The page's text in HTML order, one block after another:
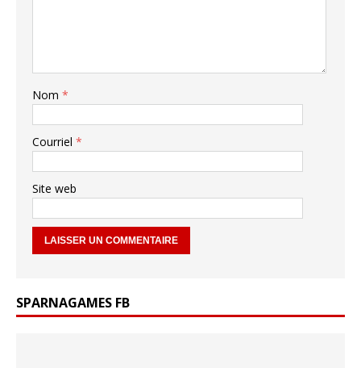
Nom *
Courriel *
Site web
SPARNAGAMES FB